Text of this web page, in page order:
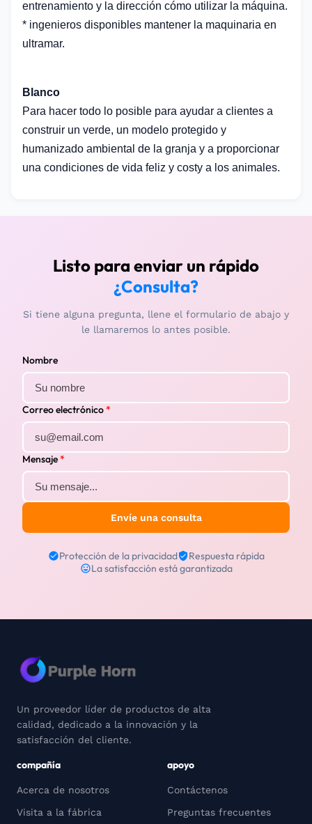
entrenamiento y la dirección cómo utilizar la máquina.
* ingenieros disponibles mantener la maquinaria en
ultramar.
Blanco
Para hacer todo lo posible para ayudar a clientes a
construir un verde, un modelo protegido y
humanizado ambiental de la granja y a proporcionar
una condiciones de vida feliz y costy a los animales.
Listo para enviar un rápido
¿Consulta?
Si tiene alguna pregunta, llene el formulario de abajo y
le llamaremos lo antes posible.
Nombre
Correo electrónico*
Mensaje*
Envíe una consulta
Protección de la privacidad
Respuesta rápida
La satisfacción está garantizada
Un proveedor líder de productos de alta
calidad, dedicado a la innovación y la
satisfacción del cliente.
compañía
Acerca de nosotros
Visita a la fábrica
apoyo
Contáctenos
Preguntas frecuentes